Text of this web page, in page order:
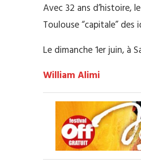
Avec 32 ans d’histoire,
Toulouse “capitale” des
Le dimanche 1er juin, à
William Alimi